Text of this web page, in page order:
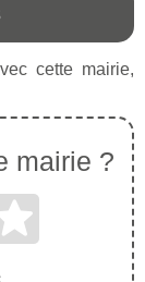
cette mairie,
mairie ?